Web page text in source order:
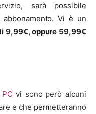
sarà possibile
Vi è un
9,99€, oppure 59,99€
PC vi sono però alcuni
e che permetteranno